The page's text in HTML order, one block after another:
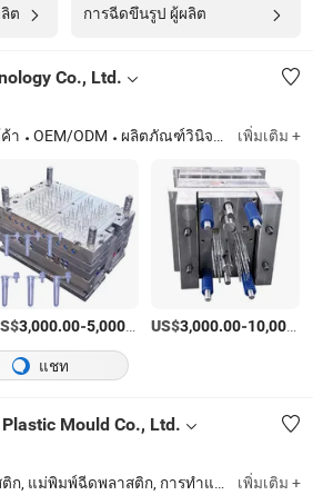
ต การฉีดขึ้นรูป ผู้ผลิต
Co., Ltd.
า OEM/ODM ผลิตภัณฑ์วินิจฉัยในห้องปฏิบัติการ (ชุด, ตัวอย่าง), แม่พิมพ์ฉีด, อุปกรณ์การแพทย์ (คลิปหลอดเลือดที่ย่อยสลายได้), ผลิตภัณฑ์พลาสติก, ผลิตภัณฑ์ยาง เพิ่มเติม +
างส่วน
3,000.00-5,000.00 /บางส่วน
US$3,000.00-10,000.00
แชท
Mould Co., Ltd.
ก, การทำแม่พิมพ์, แม่พิมพ์, แม่พิมพ์พลาสติก, การผลิตการฉีดขึ้นรูป, การฉีดขึ้นรูป เพิ่มเติม +